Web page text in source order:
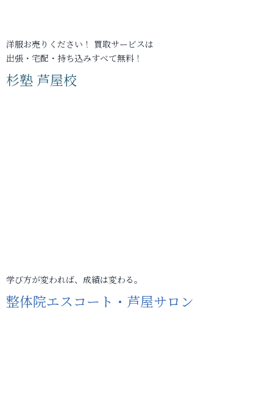
洋服お売りください！ 買取サービスは
出張・宅配・持ち込みすべて無料！
杉塾 芦屋校
学び方が変われば、成績は変わる。
整体院エスコート・芦屋サロン